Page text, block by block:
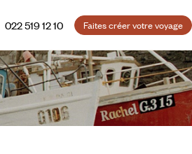
022 519 12 10 Faites créer votre voyage